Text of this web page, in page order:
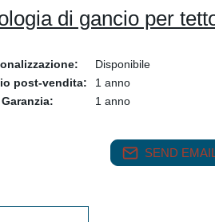
di gancio per
Disponibile
post-vendita:
1 anno
Garanzia:
1 anno
SEND